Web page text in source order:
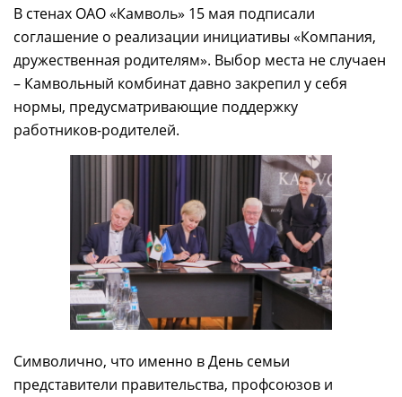
В стенах ОАО «Камволь» 15 мая подписали
соглашение о реализации инициативы «Компания,
дружественная родителям». Выбор места не случаен
– Камвольный комбинат давно закрепил у себя
нормы, предусматривающие поддержку
работников-родителей.
Символично, что именно в День семьи
представители правительства, профсоюзов и